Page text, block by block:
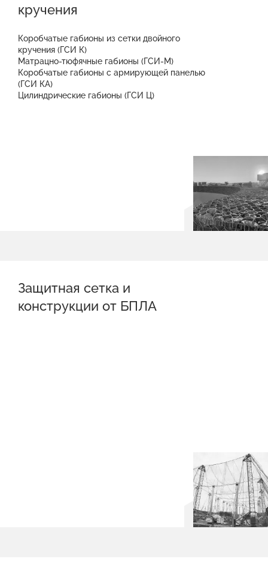
кручения
Коробчатые габионы из сетки двойного
кручения (ГСИ К)
Матрацно-тюфячные габионы (ГСИ-М)
Коробчатые габионы с армирующей панелью
(ГСИ КА)
Цилиндрические габионы (ГСИ Ц)
Защитная сетка и
конструкции от БПЛА